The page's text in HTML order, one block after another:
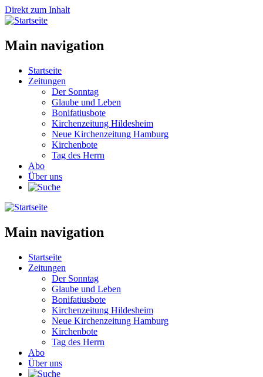
Direkt zum Inhalt
Main navigation
Startseite
Zeitungen
Der Sonntag
Glaube und Leben
Bonifatiusbote
Kirchenzeitung Hildesheim
Neue Kirchenzeitung Hamburg
Kirchenbote
Tag des Herrn
Abo
Über uns
Main navigation
Startseite
Zeitungen
Der Sonntag
Glaube und Leben
Bonifatiusbote
Kirchenzeitung Hildesheim
Neue Kirchenzeitung Hamburg
Kirchenbote
Tag des Herrn
Abo
Über uns